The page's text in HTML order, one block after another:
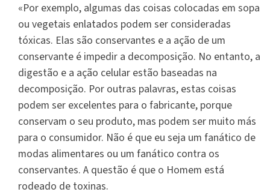
«Por exemplo, algumas das coisas colocadas em sopa
ou vegetais enlatados podem ser consideradas
tóxicas. Elas são conservantes e a ação de um
conservante é impedir a decomposição. No entanto, a
digestão e a ação celular estão baseadas na
decomposição. Por outras palavras, estas coisas
podem ser excelentes para o fabricante, porque
conservam o seu produto, mas podem ser muito más
para o consumidor. Não é que eu seja um fanático de
modas alimentares ou um fanático contra os
conservantes. A questão é que o Homem está
rodeado de toxinas.